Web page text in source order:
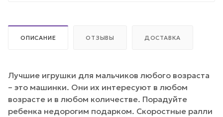
ОПИСАНИЕ ОТЗЫВЫ ДОСТАВКА
Лучшие игрушки для мальчиков любого возраста
– это машинки. Они их интересуют в любом
возрасте и в любом количестве. Порадуйте
ребенка недорогим подарком. Скоростные ралли